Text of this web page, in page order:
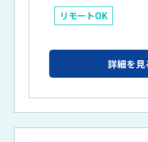
リモートOK
詳細を見